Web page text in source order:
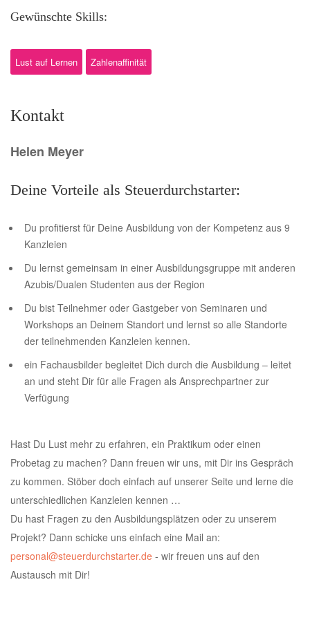
Gewünschte Skills:
Lust auf Lernen Zahlenaffinität
Kontakt
Helen Meyer
Deine Vorteile als Steuerdurchstarter:
Du profitierst für Deine Ausbildung von der Kompetenz aus 9
Kanzleien
Du lernst gemeinsam in einer Ausbildungsgruppe mit anderen
Azubis/Dualen Studenten aus der Region
Du bist Teilnehmer oder Gastgeber von Seminaren und
Workshops an Deinem Standort und lernst so alle Standorte
der teilnehmenden Kanzleien kennen.
ein Fachausbilder begleitet Dich durch die Ausbildung – leitet
an und steht Dir für alle Fragen als Ansprechpartner zur
Verfügung
Hast Du Lust mehr zu erfahren, ein Praktikum oder einen
Probetag zu machen? Dann freuen wir uns, mit Dir ins Gespräch
zu kommen. Stöber doch einfach auf unserer Seite und lerne die
unterschiedlichen Kanzleien kennen …
Du hast Fragen zu den Ausbildungsplätzen oder zu unserem
Projekt? Dann schicke uns einfach eine Mail an:
personal@steuerdurchstarter.de - wir freuen uns auf den
Austausch mit Dir!